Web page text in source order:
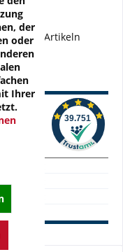
80.000 Artikeln
der
oder
Ihrer